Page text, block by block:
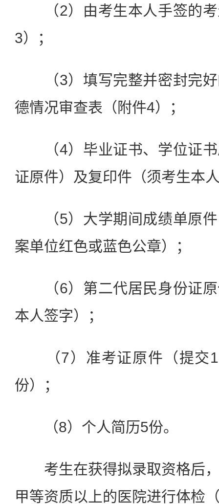
（2）由考生本人手签的考
3）；
（3）填写完整并密封完好
德情况审查表（附件4）；
（4）毕业证书、学位证书
证原件）及复印件（须考生本
（5）大学期间成绩单原件
案单位红色或蓝色公章）；
（6）第二代居民身份证原
本人签字）；
（7）准考证原件（提交1
份）；
（8）个人简历5份。
考生在获得拟录取资格后，
甲等资质以上的医院进行体检